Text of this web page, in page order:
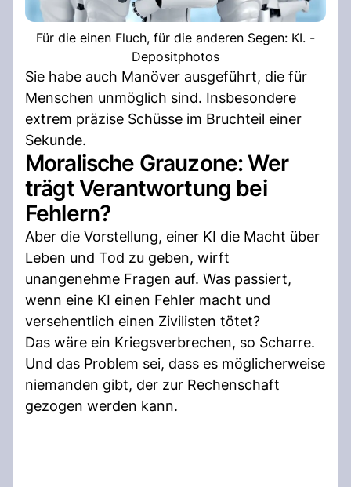
Für die einen Fluch, für die anderen Segen: KI. -
Depositphotos
Sie habe auch Manöver ausgeführt, die für
Menschen unmöglich sind. Insbesondere
extrem präzise Schüsse im Bruchteil einer
Sekunde.
Moralische Grauzone: Wer
trägt Verantwortung bei
Fehlern?
Aber die Vorstellung, einer KI die Macht über
Leben und Tod zu geben, wirft
unangenehme Fragen auf. Was passiert,
wenn eine KI einen Fehler macht und
versehentlich einen Zivilisten tötet?
Das wäre ein Kriegsverbrechen, so Scharre.
Und das Problem sei, dass es möglicherweise
niemanden gibt, der zur Rechenschaft
gezogen werden kann.